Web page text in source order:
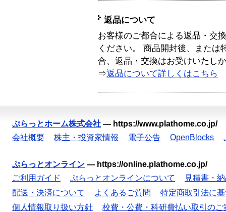
返品について
お客様のご都合による返品・交
ください。 商品開封後、または
合、返品・交換はお受けいたし
⇒返品について詳しくはこちら
ぷらっとホーム株式会社 — https://www.plathome.co.jp/
会社概要
株主・投資家情報 電子公告 OpenBlocks
ぷらっとオンライン — https://online.plathome.co.jp/
ご利用ガイド
ぷらっとオンラインについて
見積書・
配送・決済について
よくあるご質問
特定商取引法に
個人情報取り扱い方針
校費・公費・科研費払い取引のご